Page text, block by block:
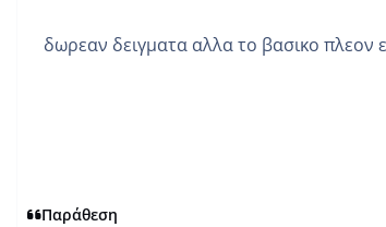
δωρεαν δειγματα αλλα το βασικο πλεον
Παράθεση